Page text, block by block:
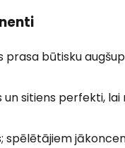
prasa būtisku
sitiens perfekti,
spēlētājiem